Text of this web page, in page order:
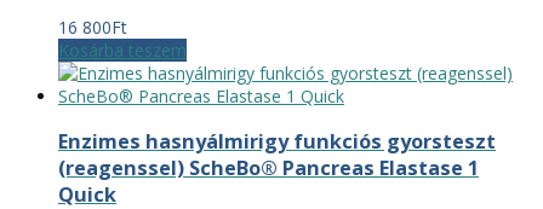
16 800Ft
Kosárba teszem
Enzimes hasnyálmirigy funkciós gyorsteszt
(reagenssel) ScheBo® Pancreas Elastase 1
Quick